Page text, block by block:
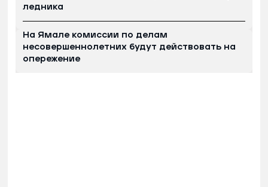
ледника
На Ямале комиссии по делам
несовершеннолетних будут действовать на
опережение